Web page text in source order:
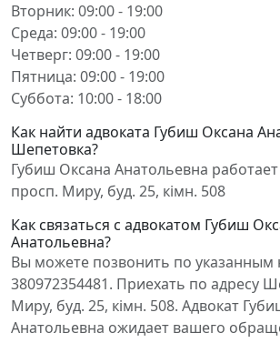
Вторник: 09:00 - 19:00
Среда: 09:00 - 19:00
Четверг: 09:00 - 19:00
Пятница: 09:00 - 19:00
Суббота: 10:00 - 18:00
Как найти адвоката Губиш Оксана
Шепетовка?
Губиш Оксана Анатольевна
просп. Миру, буд. 25, кімн. 508
Как связаться с адвокатом Губиш
Анатольевна?
Вы можете позвонить по
380972354481. Приехать по адресу
Миру, буд. 25, кімн. 508. Адвокат
Анатольевна ожидает вашего